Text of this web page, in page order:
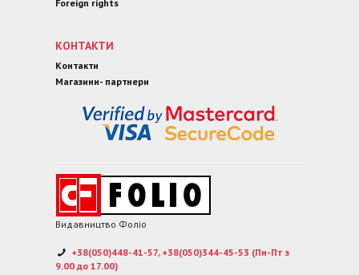
Foreign rights
КОНТАКТИ
Контакти
Магазини- партнери
Видавництво Фоліо
+38(050)448-41-57, +38(050)344-45-53 (Пн-Пт з
9.00 до 17.00)